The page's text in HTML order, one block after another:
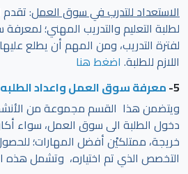
الاستعداد للتدرب في سوق العمل: تقدم
لطلبة التعليم والتدريب المهني؛
لفترة التدريب، ومن المهم أن يطلع
اللازم للطلبة. اضغط هنا
5- معرفة سوق العمل واعداد
ويتضمن هذا القسم مجموعة من
دخول الطلبة الى سوق العمل، سواء
خريجة، ممتلكيْن أفضل المهارات؛
التخصص الذي تم اختياره، وتشمل هذه